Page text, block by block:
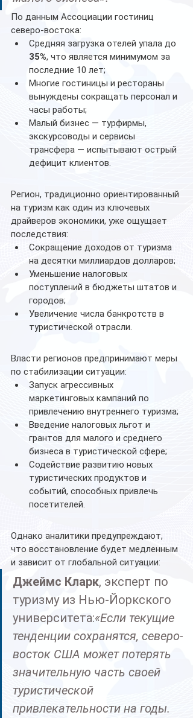
По данным Ассоциации гостиниц
северо-востока:
Средняя загрузка отелей упала до
35%, что является минимумом за
последние 10 лет;
Многие гостиницы и рестораны
вынуждены сокращать персонал и
часы работы;
Малый бизнес — турфирмы,
экскурсоводы и сервисы
трансфера — испытывают острый
дефицит клиентов.
Регион, традиционно ориентированный
на туризм как один из ключевых
драйверов экономики, уже ощущает
последствия:
Сокращение доходов от туризма
на десятки миллиардов долларов;
Уменьшение налоговых
поступлений в бюджеты штатов и
городов;
Увеличение числа банкротств в
туристической отрасли.
Власти регионов предпринимают меры
по стабилизации ситуации:
Запуск агрессивных
маркетинговых кампаний по
привлечению внутреннего туризма;
Введение налоговых льгот и
грантов для малого и среднего
бизнеса в туристической сфере;
Содействие развитию новых
туристических продуктов и
событий, способных привлечь
посетителей.
Однако аналитики предупреждают,
что восстановление будет медленным
и зависит от глобальной ситуации:
Джеймс Кларк, эксперт по
туризму из Нью-Йоркского
университета:«Если текущие
тенденции сохранятся, северо-
восток США может потерять
значительную часть своей
туристической
привлекательности на годы.